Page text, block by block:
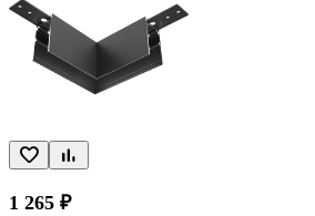
1 265 ₽